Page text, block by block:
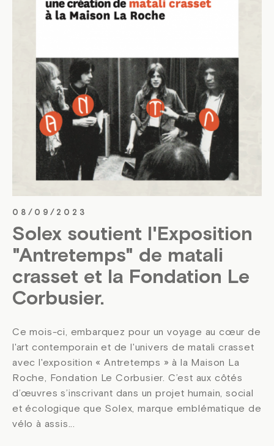
08/09/2023
Solex soutient l'Exposition
"Antretemps" de matali
crasset et la Fondation Le
Corbusier.
Ce mois-ci, embarquez pour un voyage au cœur de
l'art contemporain et de l'univers de matali crasset
avec l'exposition « Antretemps » à la Maison La
Roche, Fondation Le Corbusier. C’est aux côtés
d’œuvres s’inscrivant dans un projet humain, social
et écologique que Solex, marque emblématique de
vélo à assis...